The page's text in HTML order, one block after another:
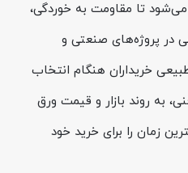
تا مقاومت به خوردگی،
در پروژه‌های صنعتی و
خریداران هنگام انتخاب
به روند بازار و قیمت ورق
زمان را برای خرید خود